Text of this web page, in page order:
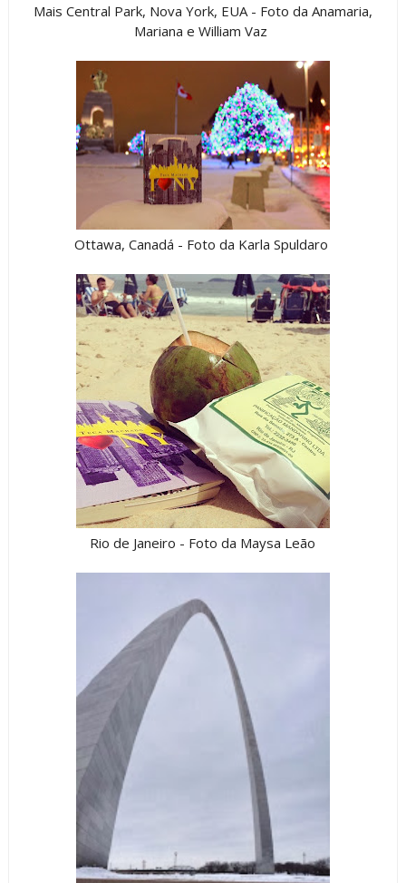
Mais Central Park, Nova York, EUA - Foto da Anamaria,
Mariana e William Vaz
Ottawa, Canadá - Foto da Karla Spuldaro
Rio de Janeiro - Foto da Maysa Leão